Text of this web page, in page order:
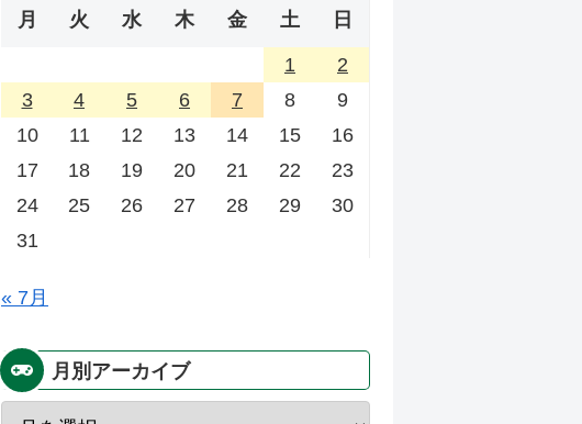
月 火 水 木 金 土 日
1
2
3
4 5 6 7 8
9
10
11 12 13 14 15
16
17
18 19 20 21 22
23
24
25 26 27 28 29
30
31
« 7月
月別アーカイブ